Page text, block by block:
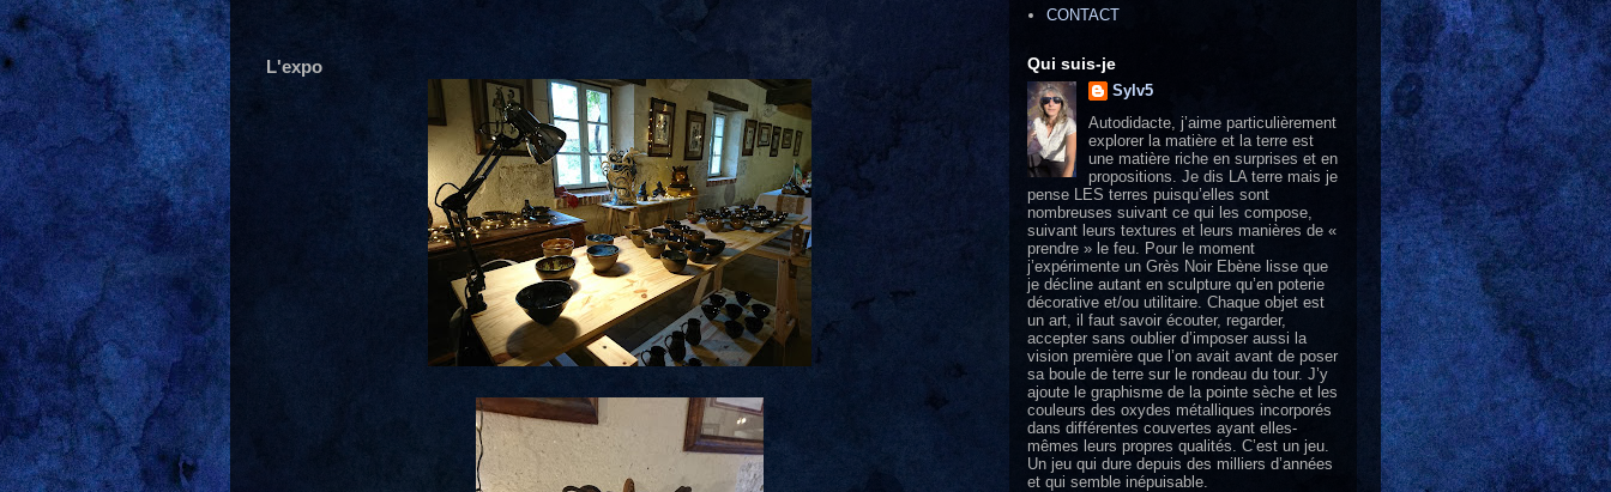
L'expo
CONTACT
Qui suis-je
Sylv5
Autodidacte, j’aime particulièrement
explorer la matière et la terre est
une matière riche en surprises et en
propositions. Je dis LA terre mais je
pense LES terres puisqu’elles sont
nombreuses suivant ce qui les compose,
suivant leurs textures et leurs manières de «
prendre » le feu. Pour le moment
j’expérimente un Grès Noir Ebène lisse que
je décline autant en sculpture qu’en poterie
décorative et/ou utilitaire. Chaque objet est
un art, il faut savoir écouter, regarder,
accepter sans oublier d’imposer aussi la
vision première que l’on avait avant de poser
sa boule de terre sur le rondeau du tour. J’y
ajoute le graphisme de la pointe sèche et les
couleurs des oxydes métalliques incorporés
dans différentes couvertes ayant elles-
mêmes leurs propres qualités. C’est un jeu.
Un jeu qui dure depuis des milliers d’années
et qui semble inépuisable.